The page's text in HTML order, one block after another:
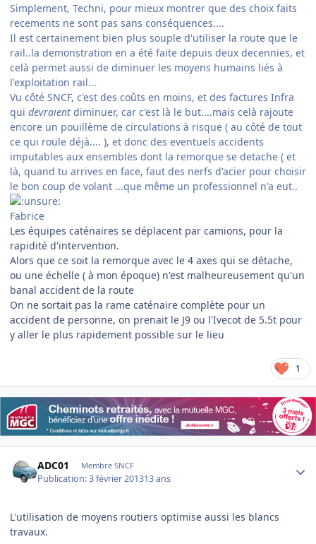
Simplement, Techni, pour mieux montrer que des choix faits
recements ne sont pas sans conséquences....
Il est certainement bien plus souple d'utiliser la route que le
rail..la demonstration en a été faite depuis deux decennies, et
celà permet aussi de diminuer les moyens humains liés à
l'exploitation rail...
Vu côté SNCF, c'est des coûts en moins, et des factures Infra
qui devraient diminuer, car c'est là le but....mais celà rajoute
encore un pouillème de circulations à risque ( au côté de tout
ce qui roule déjà.... ), et donc des eventuels accidents
imputables aux ensembles dont la remorque se detache ( et
là, quand tu arrives en face, faut des nerfs d'acier pour choisir
le bon coup de volant ...que même un professionnel n'a eut..
Fabrice
Les équipes caténaires se déplacent par camions, pour la
rapidité d'intervention.
Alors que ce soit la remorque avec le 4 axes qui se détache,
ou une échelle ( à mon époque) n'est malheureusement qu'un
banal accident de la route
On ne sortait pas la rame caténaire complète pour un
accident de personne, on prenait le J9 ou l'Ivecot de 5.5t pour
y aller le plus rapidement possible sur le lieu
1
ADC01 Membre SNCF
Publication:3 février 201313 ans
L'utilisation de moyens routiers optimise aussi les blancs
travaux.